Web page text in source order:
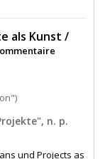
als Kunst /
n. p.
und Projects as